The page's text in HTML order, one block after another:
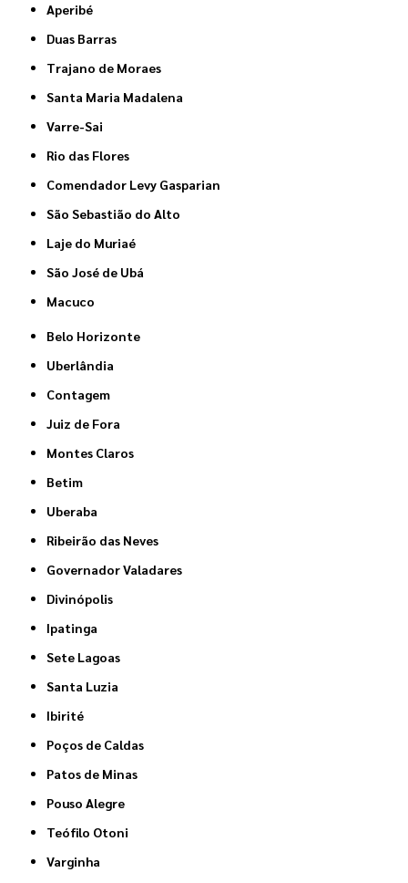
Aperibé
Duas Barras
Trajano de Moraes
Santa Maria Madalena
Varre-Sai
Rio das Flores
Comendador Levy Gasparian
São Sebastião do Alto
Laje do Muriaé
São José de Ubá
Macuco
Belo Horizonte
Uberlândia
Contagem
Juiz de Fora
Montes Claros
Betim
Uberaba
Ribeirão das Neves
Governador Valadares
Divinópolis
Ipatinga
Sete Lagoas
Santa Luzia
Ibirité
Poços de Caldas
Patos de Minas
Pouso Alegre
Teófilo Otoni
Varginha